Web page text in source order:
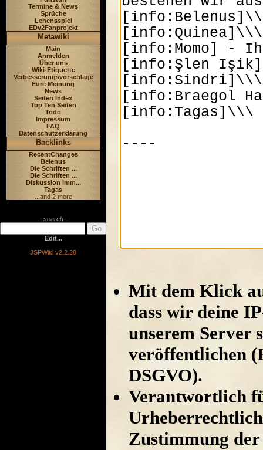
Termine & News
Sprüche
Lehensspiel
EDv2Fanprojekt
Metawiki
Main
Anmelden
Über uns
Wiki-Etiquette
Verbesserungsvorschläge
Eure Meinung
News
Seiten Index
Top Ten Seiten
Todo
Impressum
FAQ
Datenschutzerklärung
Backlinks
RecentChanges
Belenus
Die Schriften ...
Die Schriften ...
Diskussion Imm...
Tagas
...and 2 more
- search -
Edit...
JSPWiki v2.2.28
Mit dem Klick
dass wir deine
unserem Server
veröffentlichen
DSGVO).
Verantwortlich
Zustimmung